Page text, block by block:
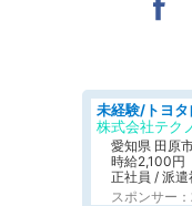
株式会社テク
愛知県 田原
時給2,100円
正社員 / 派遣
スポンサー